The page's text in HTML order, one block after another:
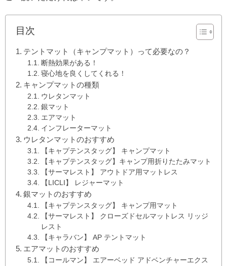
目次
テントマット（キャンプマット）って必要なの？
断熱効果がある！
寝心地を良くしてくれる！
キャンプマットの種類
ウレタンマット
銀マット
エアマット
インフレーターマット
ウレタンマットのおすすめ
【キャプテンスタッグ】 キャンプマット
【キャプテンスタッグ】キャンプ用折りたたみマット
【サーマレスト】 アウトドア用マットレス
【LICLI】 レジャーマット
銀マットのおすすめ
【キャプテンスタッグ】 キャンプ用マット
【サーマレスト】 クローズドセルマットレス リッジ
レスト
【キャラバン】 AP テントマット
エアマットのおすすめ
【コールマン】 エアーベッド アドベンチャーエクス